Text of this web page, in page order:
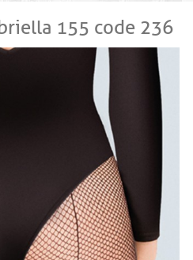
155 code 236